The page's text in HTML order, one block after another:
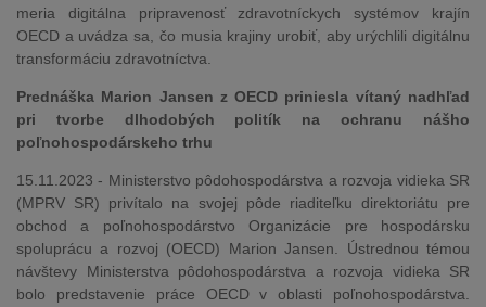
meria digitálna pripravenosť zdravotníckych systémov krajín
OECD a uvádza sa, čo musia krajiny urobiť, aby urýchlili digitálnu
transformáciu zdravotníctva.
Prednáška Marion Jansen z OECD priniesla vítaný nadhľad
pri tvorbe dlhodobých politík na ochranu nášho
poľnohospodárskeho trhu
15.11.2023 - Ministerstvo pôdohospodárstva a rozvoja vidieka SR
(MPRV SR) privítalo na svojej pôde riaditeľku direktoriátu pre
obchod a poľnohospodárstvo Organizácie pre hospodársku
spoluprácu a rozvoj (OECD) Marion Jansen. Ústrednou témou
návštevy Ministerstva pôdohospodárstva a rozvoja vidieka SR
bolo predstavenie práce OECD v oblasti poľnohospodárstva.